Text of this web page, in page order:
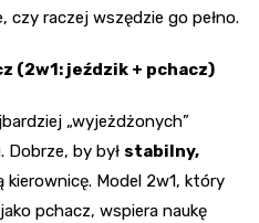
raczej wszędzie go pełno.
(2w1: jeździk + pchacz)
„wyjeżdżonych”
Dobrze, by był stabilny,
kierownicę. Model 2w1, który
pchacz, wspiera naukę